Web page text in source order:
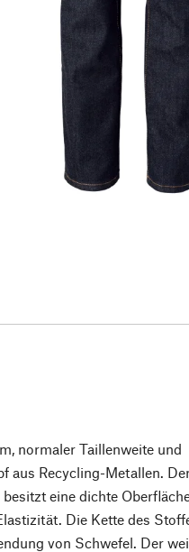
normaler Taillenweite und
aus Recycling-Metallen.
eine dichte
Die Kette des
von Schwefel. Der